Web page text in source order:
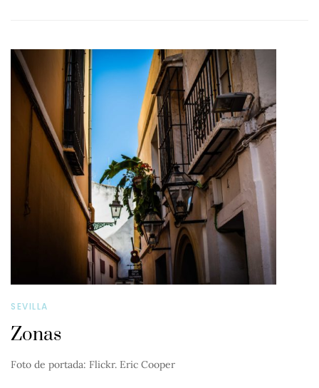
SEVILLA
Zonas
Foto de portada: Flickr. Eric Cooper